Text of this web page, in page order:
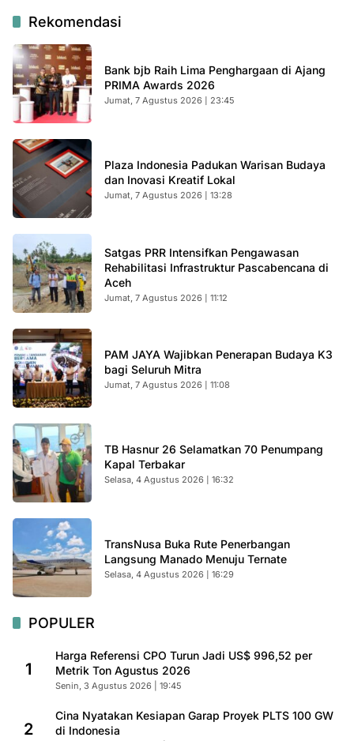
Rekomendasi
Bank bjb Raih Lima Penghargaan di Ajang
PRIMA Awards 2026
Jumat, 7 Agustus 2026 | 23:45
Plaza Indonesia Padukan Warisan Budaya
dan Inovasi Kreatif Lokal
Jumat, 7 Agustus 2026 | 13:28
Satgas PRR Intensifkan Pengawasan
Rehabilitasi Infrastruktur Pascabencana di
Aceh
Jumat, 7 Agustus 2026 | 11:12
PAM JAYA Wajibkan Penerapan Budaya K3
bagi Seluruh Mitra
Jumat, 7 Agustus 2026 | 11:08
TB Hasnur 26 Selamatkan 70 Penumpang
Kapal Terbakar
Selasa, 4 Agustus 2026 | 16:32
TransNusa Buka Rute Penerbangan
Langsung Manado Menuju Ternate
Selasa, 4 Agustus 2026 | 16:29
POPULER
1
Harga Referensi CPO Turun Jadi US$ 996,52 per
Metrik Ton Agustus 2026
Senin, 3 Agustus 2026 | 19:45
2
Cina Nyatakan Kesiapan Garap Proyek PLTS 100 GW
di Indonesia